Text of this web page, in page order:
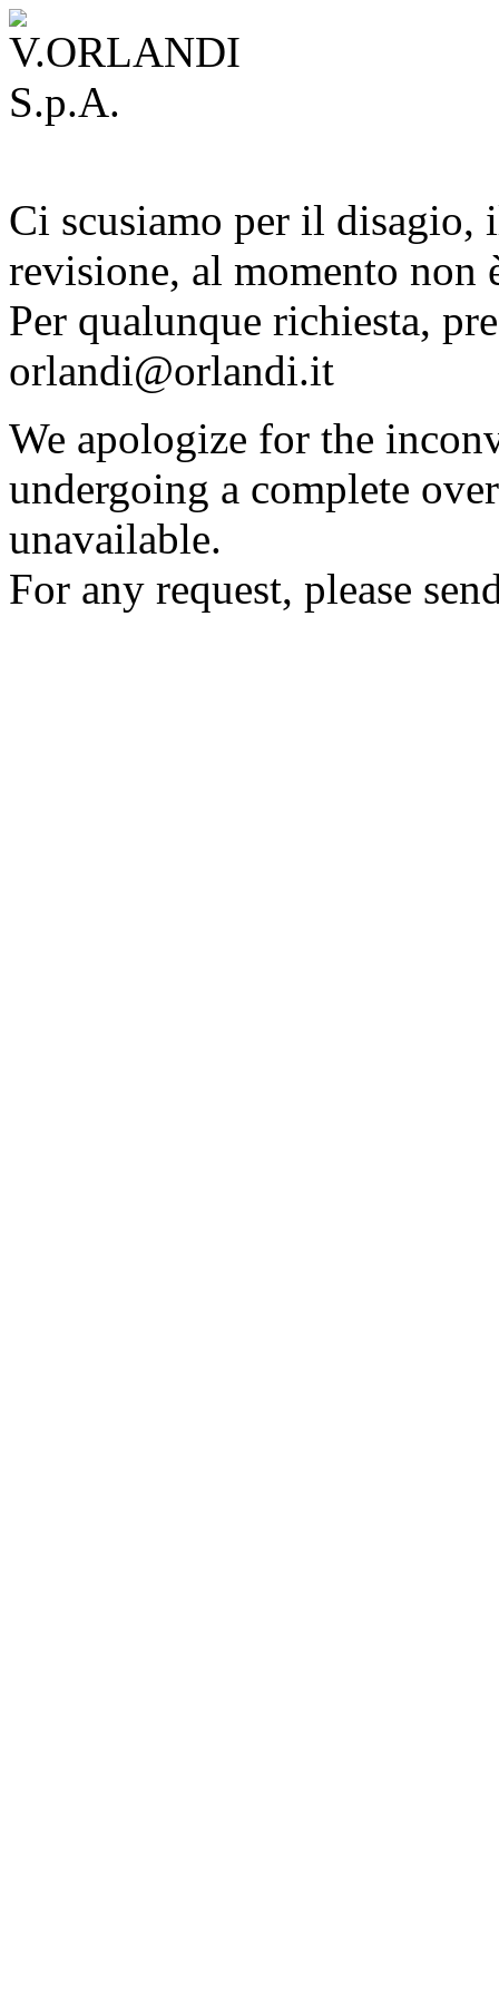
Ci scusiamo per il disagio,
revisione, al momento non
Per qualunque richiesta,
orlandi@orlandi.it
We apologize for the
undergoing a complete
unavailable.
For any request, please